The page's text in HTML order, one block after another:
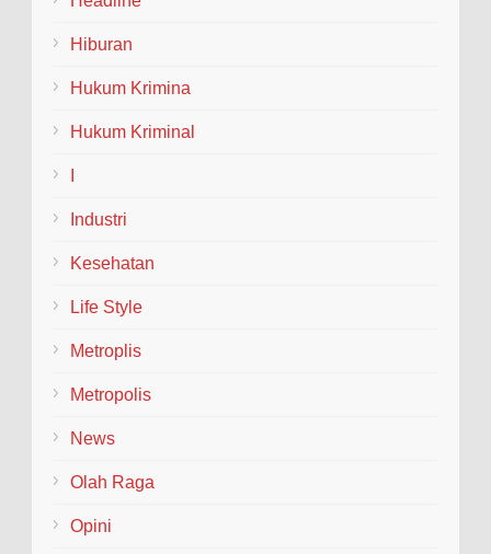
milenial, sehingga bisa turut membantu program
Hiburan
Hukum Krimina
Hukum Kriminal
Industri
Kesehatan
Life Style
Metroplis
Metropolis
News
Olah Raga
Opini